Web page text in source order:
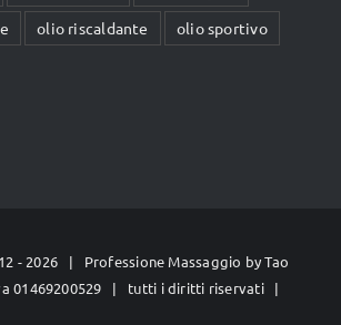
olio riscaldante
olio sportivo
- 2026 | Professione Massaggio byTao
01469200529 | tutti i diritti riservati |